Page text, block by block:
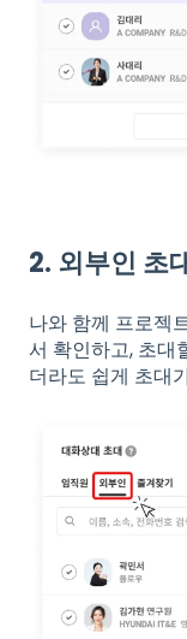
2. 외부인 초
나와 함께 프로젝
서 확인하고, 초대
더라도 쉽게 초대